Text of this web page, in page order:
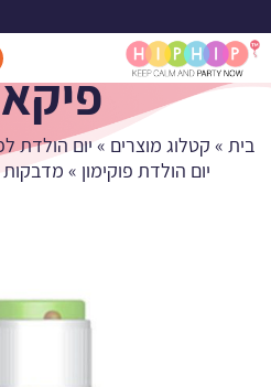
מדבקות
בית » קטלוג מוצרים » יום הולדת
יום הולדת פוקימון » מדבקות